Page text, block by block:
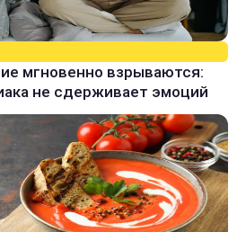
мгновенно взрываются:
не сдерживает эмоций